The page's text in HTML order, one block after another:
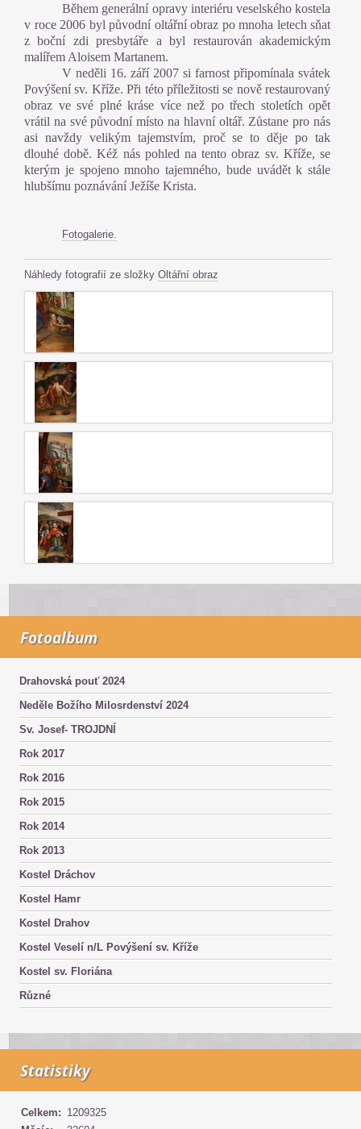
Během generální opravy interiéru veselského kostela
v roce 2006 byl původní oltářní obraz po mnoha letech sňat
z boční zdi presbytáře a byl restaurován akademickým
malířem Aloisem Martanem.
V neděli 16. září 2007 si farnost připomínala svátek
Povýšení sv. Kříže. Při této příležitosti se nově restaurovaný
obraz ve své plné kráse více než po třech stoletích opět
vrátil na své původní místo na hlavní oltář. Zůstane pro nás
asi navždy velikým tajemstvím, proč se to děje po tak
dlouhé době. Kéž nás pohled na tento obraz sv. Kříže, se
kterým je spojeno mnoho tajemného, bude uvádět k stále
hlubšímu poznávání Ježíše Krista.
Fotogalerie.
Náhledy fotografií ze složky Oltářní obraz
Fotoalbum
Drahovská pouť 2024
Neděle Božího Milosrdenství 2024
Sv. Josef- TROJDNÍ
Rok 2017
Rok 2016
Rok 2015
Rok 2014
Rok 2013
Kostel Dráchov
Kostel Hamr
Kostel Drahov
Kostel Veselí n/L Povýšení sv. Kříže
Kostel sv. Floriána
Různé
Statistiky
Celkem: 1209325